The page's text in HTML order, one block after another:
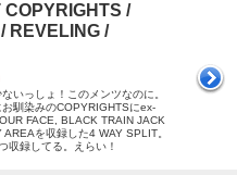
COPYRIGHTS /
REVELING /
いっしょ！このメンツなのに。
馴染みのCOPYRIGHTSにex-
FACE, BLACK TRAIN JACK
を収録した4 WAY SPLIT。
収録してる。えらい！